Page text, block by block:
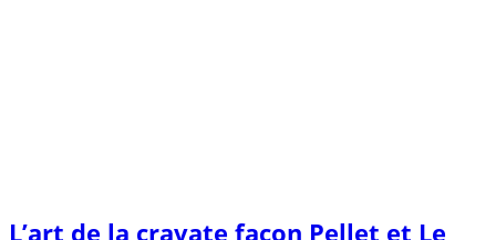
L’art de la cravate façon Pellet et Le